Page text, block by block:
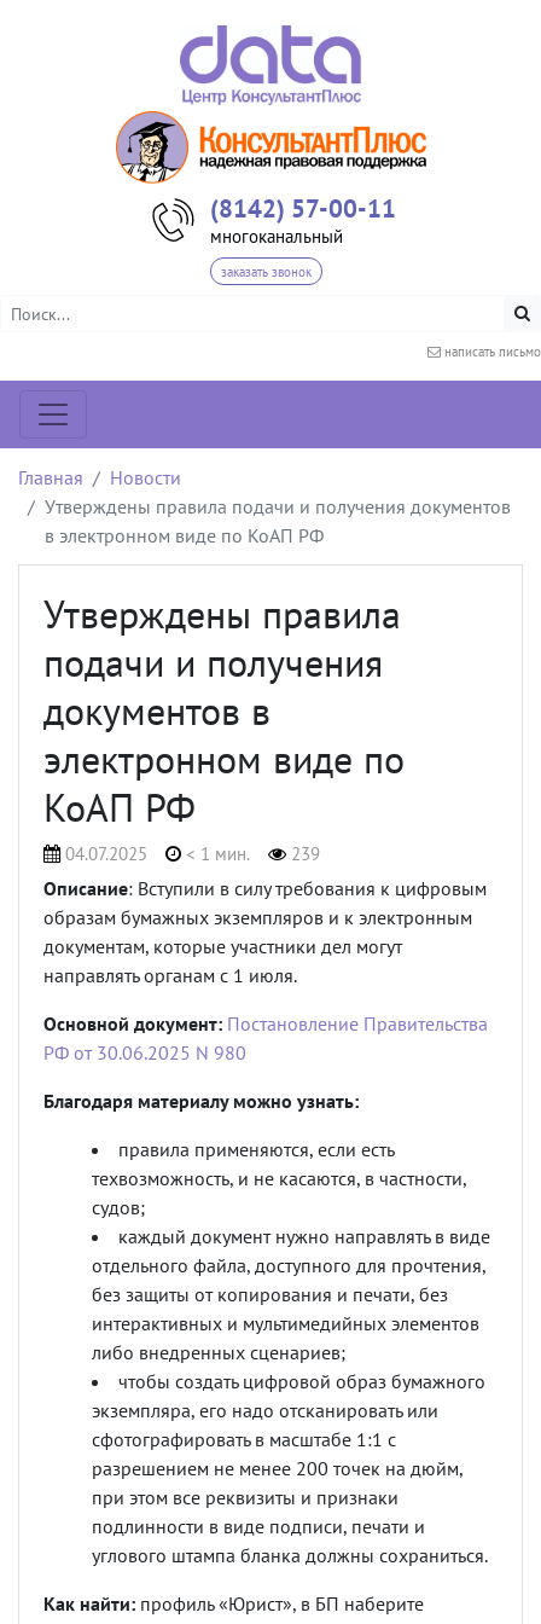
(8142) 57-00-11
многоканальный
заказать звонок
написать письмо
Главная
Новости
Утверждены правила подачи и получения документов
в электронном виде по КоАП РФ
Утверждены правила
подачи и получения
документов в
электронном виде по
КоАП РФ
04.07.2025 < 1 мин. 239
Описание: Вступили в силу требования к цифровым
образам бумажных экземпляров и к электронным
документам, которые участники дел могут
направлять органам с 1 июля.
Основной документ: Постановление Правительства
РФ от 30.06.2025 N 980
Благодаря материалу можно узнать:
правила применяются, если есть
техвозможность, и не касаются, в частности,
судов;
каждый документ нужно направлять в виде
отдельного файла, доступного для прочтения,
без защиты от копирования и печати, без
интерактивных и мультимедийных элементов
либо внедренных сценариев;
чтобы создать цифровой образ бумажного
экземпляра, его надо отсканировать или
сфотографировать в масштабе 1:1 с
разрешением не менее 200 точек на дюйм,
при этом все реквизиты и признаки
подлинности в виде подписи, печати и
углового штампа бланка должны сохраниться.
Как найти: профиль «Юрист», в БП наберите